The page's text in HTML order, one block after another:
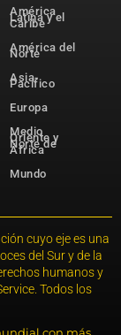
América
Latina y el
Caribe
América del
Norte
Asia-
Pacífico
Europa
Medio
Oriente y
Norte de
África
Mundo
cuyo eje es una
del Sur y de la
humanos y
Todos los